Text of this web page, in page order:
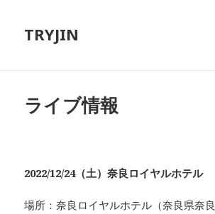
TRYJIN
ライブ情報
2022/12/24（土）奈良ロイヤルホテル
場所：奈良ロイヤルホテル（奈良県奈